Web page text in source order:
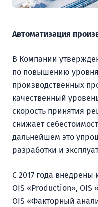
Автоматизация
В Компании
по повышению
производственных
качественный
скорость принятия
снижает
дальнейшем это
разработки и
С 2017 года
OIS «Production», OIS
OIS «Факторный